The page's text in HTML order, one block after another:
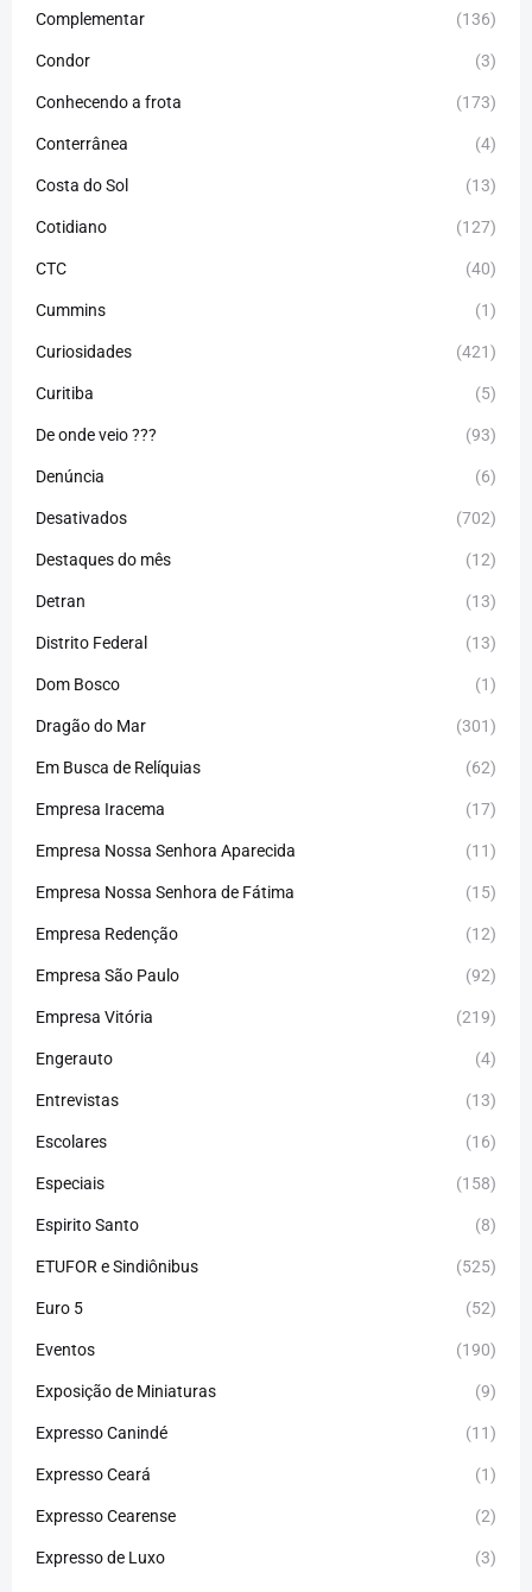
Complementar (136)
Condor (3)
Conhecendo a frota (173)
Conterrânea (4)
Costa do Sol (13)
Cotidiano (127)
CTC (40)
Cummins (1)
Curiosidades (421)
Curitiba (5)
De onde veio ??? (93)
Denúncia (6)
Desativados (702)
Destaques do mês (12)
Detran (13)
Distrito Federal (13)
Dom Bosco (1)
Dragão do Mar (301)
Em Busca de Relíquias (62)
Empresa Iracema (17)
Empresa Nossa Senhora Aparecida (11)
Empresa Nossa Senhora de Fátima (15)
Empresa Redenção (12)
Empresa São Paulo (92)
Empresa Vitória (219)
Engerauto (4)
Entrevistas (13)
Escolares (16)
Especiais (158)
Espirito Santo (8)
ETUFOR e Sindiônibus (525)
Euro 5 (52)
Eventos (190)
Exposição de Miniaturas (9)
Expresso Canindé (11)
Expresso Ceará (1)
Expresso Cearense (2)
Expresso de Luxo (3)